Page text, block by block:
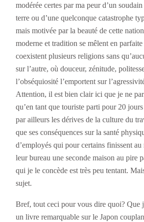
modérée certes par ma peur d’un
terre ou d’une quelconque catastrophe
mais motivée par la beauté de cette
moderne et tradition se mêlent en
coexistent plusieurs religions sans
sur l’autre, où douceur, zénitude,
l’obséquiosité l’emportent sur
Attention, il est bien clair ici que je ne
qu’en tant que touriste parti pour 20
par ailleurs les dérives de la culture du
que ses conséquences sur la santé
d’employés qui pour certains finissent
leur bureau une seconde maison au pire
qui je le concède est très peu tentant.
sujet.
Bref, tout ceci pour vous dire quoi? Que
un livre remarquable sur le Japon